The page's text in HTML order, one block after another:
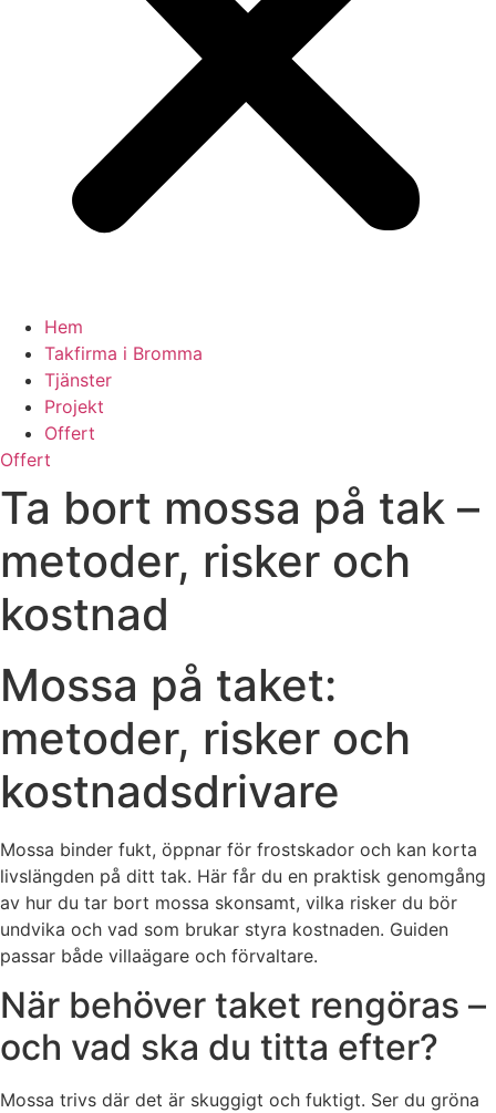
Hem
Takfirma i Bromma
Tjänster
Projekt
Offert
Offert
Ta bort mossa på tak –
metoder, risker och
kostnad
Mossa på taket:
metoder, risker och
kostnadsdrivare
Mossa binder fukt, öppnar för frostskador och kan korta
livslängden på ditt tak. Här får du en praktisk genomgång
av hur du tar bort mossa skonsamt, vilka risker du bör
undvika och vad som brukar styra kostnaden. Guiden
passar både villaägare och förvaltare.
När behöver taket rengöras –
och vad ska du titta efter?
Mossa trivs där det är skuggigt och fuktigt. Ser du gröna